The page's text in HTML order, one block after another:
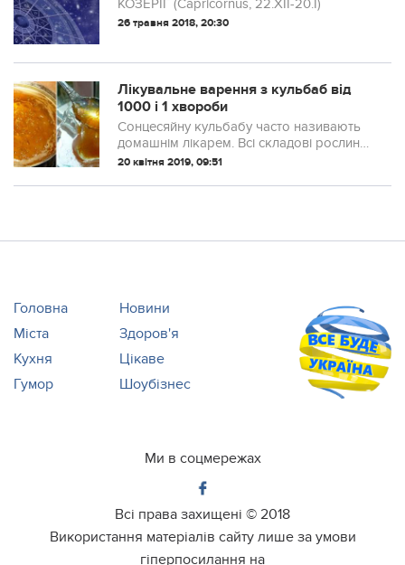
КОЗЕРІГ (Capricornus, 22.XII-20.I)
26 травня 2018, 20:30
Лікувальне варення з кульбаб від
1000 і 1 хвороби
Сонцесяйну кульбабу часто називають
домашнім лікарем. Всі складові рослини
– від корінців до квіток –
цілительстві. Її листя додають у салати,
20 квітня 2019, 09:51
Головна
Новини
Міста
Здоров'я
Кухня
Цікаве
Гумор
Шоубізнес
Ми в соцмережах
Всі права захищені © 2018
Використання матеріалів сайту лише за умови
гіперпосилання на